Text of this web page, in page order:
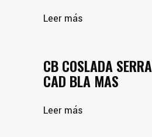
Leer más
CB COSLADA
CAD BLA MAS
Leer más